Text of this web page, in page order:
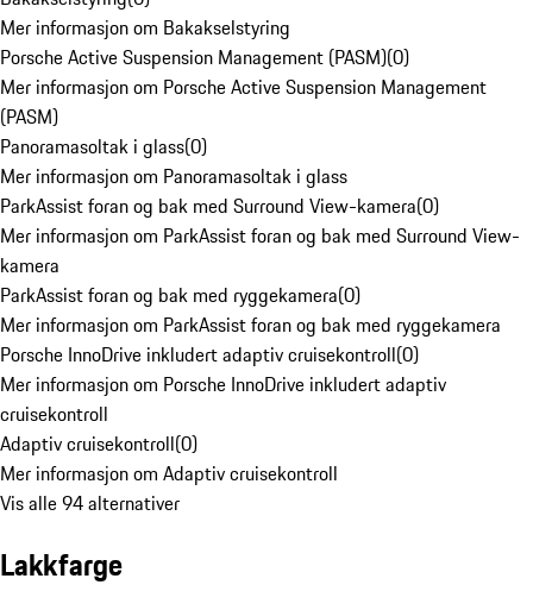
Mer informasjon om Bakakselstyring
Porsche Active Suspension Management (PASM)(0)
Mer informasjon om Porsche Active Suspension Management
(PASM)
Panoramasoltak i glass(0)
Mer informasjon om Panoramasoltak i glass
ParkAssist foran og bak med Surround View-kamera(0)
Mer informasjon om ParkAssist foran og bak med Surround View-
kamera
ParkAssist foran og bak med ryggekamera(0)
Mer informasjon om ParkAssist foran og bak med ryggekamera
Porsche InnoDrive inkludert adaptiv cruisekontroll(0)
Mer informasjon om Porsche InnoDrive inkludert adaptiv
cruisekontroll
Adaptiv cruisekontroll(0)
Mer informasjon om Adaptiv cruisekontroll
Vis alle 94 alternativer
Lakkfarge